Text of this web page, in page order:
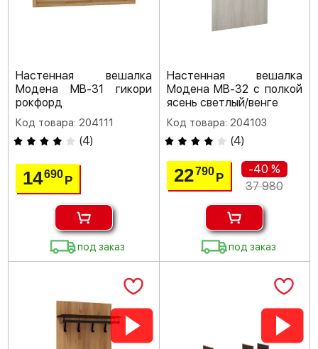
Настенная вешалка
Модена МВ-31 гикори
рокфорд
Код товара: 204111
(4)
14690Р
под заказ
Настенная вешалка
Модена МВ-32 с полкой
ясень светлый/венге
Код товара: 204103
(4)
22790 Р
-40 %
37 980
под заказ